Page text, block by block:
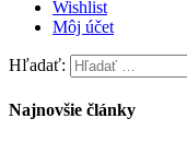
Wishlist
Môj účet
Hľadať:
Najnovšie články